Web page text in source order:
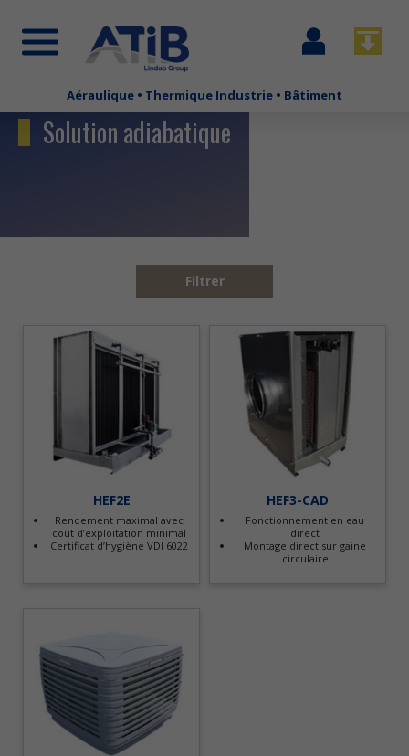
contenu
principal
Aéraulique • Thermique Industrie • Bâtiment
Solution adiabatique
Filtrer
HEF2E
Rendement maximal avec
coût d’exploitation minimal
Certificat d’hygiène VDI 6022
HEF3-CAD
Fonctionnement en eau
direct
Montage direct sur gaine
circulaire